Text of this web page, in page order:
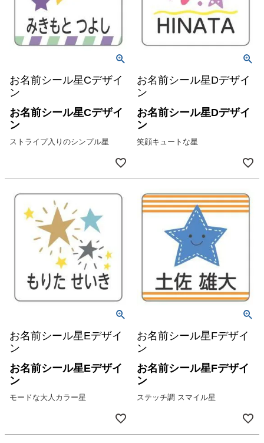
お名前シール星Cデザイ
ン
お名前シール星Cデザイ
ン
ストライプ入りのシンプル星
お名前シール星Dデザイ
ン
お名前シール星Dデザイ
ン
笑顔キュートな星
お名前シール星Eデザイ
ン
お名前シール星Eデザイ
ン
モードな大人カラー星
お名前シール星Fデザイ
ン
お名前シール星Fデザイ
ン
ステッチ調 スマイル星